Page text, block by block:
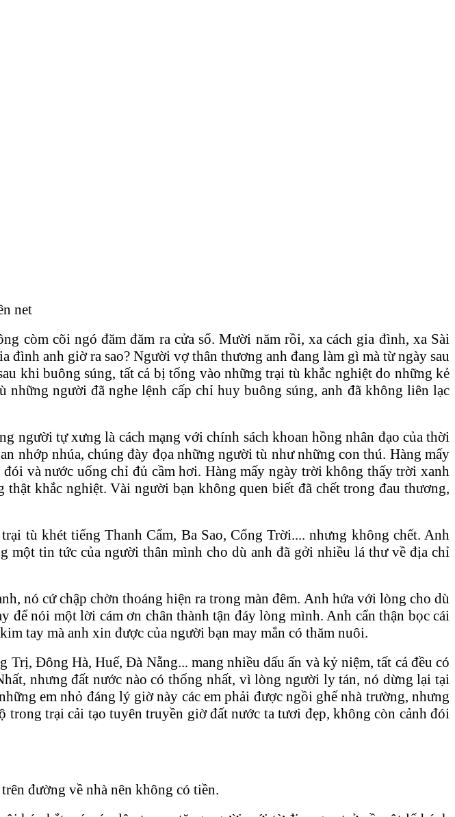
net
còm cõi ngó đăm đăm ra cửa sổ. Mười năm rồi, xa cách gia đình, xa Sài
anh giờ ra sao? Người vợ thân thương anh đang làm gì mà từ ngày sau
khi buông súng, tất cả bị tống vào những trại tù khắc nghiệt do những kẻ
người đã nghe lệnh cấp chỉ huy buông súng, anh đã không liên lạc
người tự xưng là cách mạng với chính sách khoan hồng nhân đạo của thời
nhớp nhúa, chúng đày đọa những người tù như những con thú. Hàng mấy
và nước uống chỉ đủ cầm hơi. Hàng mấy ngày trời không thấy trời xanh
khắc nghiệt. Vài người bạn không quen biết đã chết trong đau thương,
tù khét tiếng Thanh Cẩm, Ba Sao, Cổng Trời.... nhưng không chết. Anh
tin tức của người thân mình cho dù anh đã gởi nhiều lá thư về địa chỉ
nó cứ chập chờn thoáng hiện ra trong màn đêm. Anh hứa với lòng cho dù
để nói một lời cám ơn chân thành tận đáy lòng mình. Anh cẩn thận bọc cái
tay mà anh xin được của người bạn may mắn có thăm nuôi.
Đông Hà, Huế, Đà Nẵng... mang nhiều dấu ấn và kỷ niệm, tất cả đều có
nhưng đất nước nào có thống nhất, vì lòng người ly tán, nó dừng lại tại
em nhỏ đáng lý giờ này các em phải được ngồi ghế nhà trường, nhưng
trại cải tạo tuyên truyền giờ đất nước ta tươi đẹp, không còn cảnh đói
đường về nhà nên không có tiền.